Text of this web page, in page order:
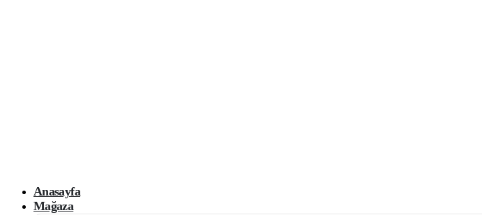
Anasayfa
Mağaza